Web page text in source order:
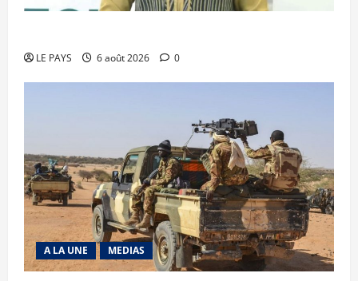
LE PAYS 6 août 2026 0
A LA UNE MEDIAS